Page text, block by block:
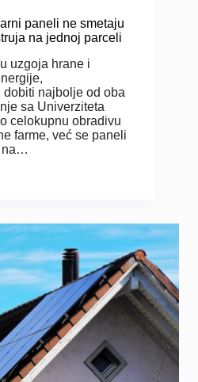
paneli ne smetaju
na jednoj parceli
uzgoja hrane i
najbolje od oba
sa Univerziteta
celokupnu obradivu
farme, već se paneli
na…